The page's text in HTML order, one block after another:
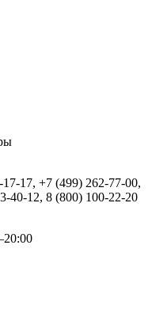
17, +7 (499) 262-77-00,
40-12, 8 (800) 100-22-20